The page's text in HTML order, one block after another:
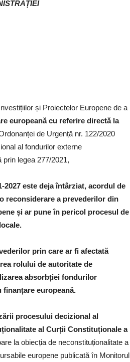
și Proiectelor Europene de a
europeană cu referire directă la
de Urgență nr. 122/2020
al fondurilor externe
legea 277/2021,
este deja întârziat, acordul de
reconsiderare a prevederilor din
și ar pune în pericol procesul de
prin care ar fi afectată
rolului de autoritate de
absorbției fondurilor
finanțare europeană.
procesului decizional al
al Curții Constituționale a
la obiecția de neconstituționalitate a
europene publicată în Monitorul